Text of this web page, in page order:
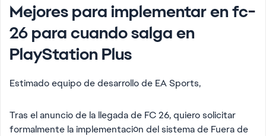
Mejores para implementar en fc-
26 para cuando salga en
PlayStation Plus
Estimado equipo de desarrollo de EA Sports,
Tras el anuncio de la llegada de FC 26, quiero solicitar
formalmente la implementación del sistema de Fuera de